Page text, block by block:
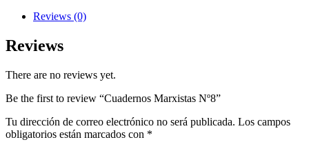
Reviews (0)
Reviews
There are no reviews yet.
Be the first to review “Cuadernos Marxistas Nº8”
Tu dirección de correo electrónico no será publicada. Los campos
obligatorios están marcados con *